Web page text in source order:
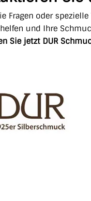
Fragen oder
und Ihre
Sie jetzt DUR